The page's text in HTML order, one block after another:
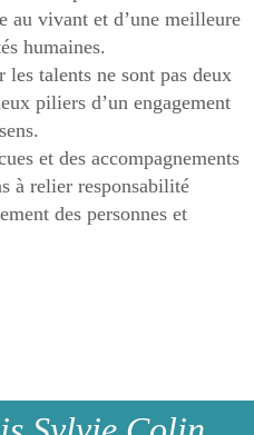
au vivant et d’une meilleure
humaines.
talents ne sont pas deux
piliers d’un engagement
et des accompagnements
à relier responsabilité
des personnes et